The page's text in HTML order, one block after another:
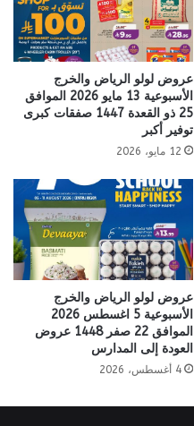
عروض لولو الرياض والخرج
الأسبوعية 13 مايو 2026 الموافق
25 ذو القعدة 1447 صفقات كبرى
توفير أكبر
12 مايو، 2026
عروض لولو الرياض والخرج
الأسبوعية 5 اغسطس 2026
الموافق 22 صفر 1448 عروض
العودة إلى المدارس
4 أغسطس، 2026